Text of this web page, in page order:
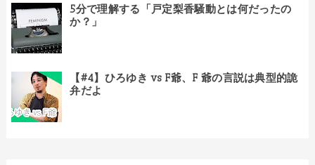
5分で理解する「戸定梨香騒動とは何だったの
か？」
【#4】ひろゆき vs F爺、F 爺の言説は典型的詭
弁だよ